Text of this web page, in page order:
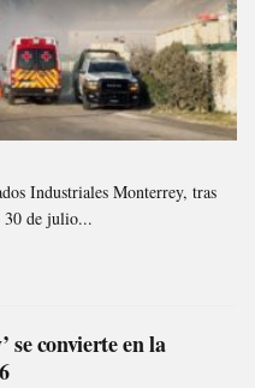
Industriales Monterrey, tras
30 de julio...
se convierte en la